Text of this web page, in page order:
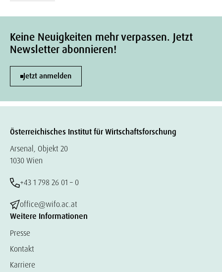
Keine Neuigkeiten mehr verpassen. Jetzt
Newsletter abonnieren!
Jetzt anmelden
Österreichisches Institut für Wirtschaftsforschung
Arsenal, Objekt 20
1030 Wien
+43 1 798 26 01 – 0
office@wifo.ac.at
Weitere Informationen
Presse
Kontakt
Karriere